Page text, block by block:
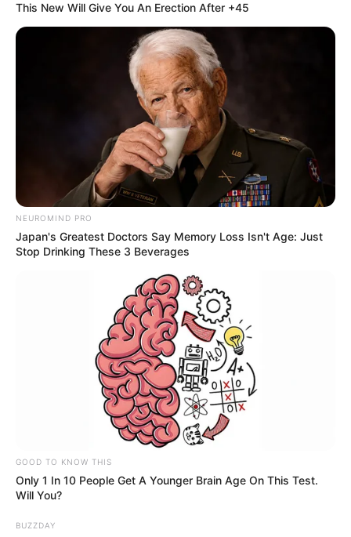
“Notre soirée d’hier soir, un feu de champ… À
500 mètres de la maison”, peut-on lire en
légende sur le compte Instagram du couple. Un
événement rapidement maîtrisé grâce à
l’intervention des pompiers en collaboration
chez nous, mais nous sommes venus en aide”,
précisent Florian et Lola. Un beau geste de
solidarité entre voisins.
This New Will Give You An Erection After +45
NEUROMIND PRO
Japan's Greatest Doctors Say Memory Loss Isn't Age: Just
Stop Drinking These 3 Beverages
GOOD TO KNOW THIS
Only 1 In 10 People Get A Younger Brain Age On This Test.
Will You?
BUZZDAY